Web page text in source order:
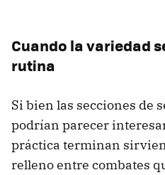
Cuando la variedad
rutina
Si bien las secciones de
podrían parecer
práctica terminan
relleno entre combates